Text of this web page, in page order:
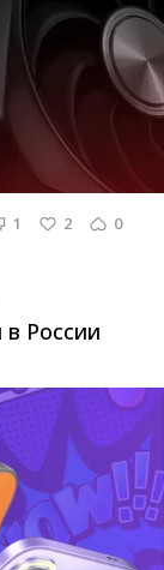
1 2 0
России